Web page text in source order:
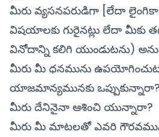
మీరు వ్యసనపరుడిగా [లేదా
విషయాలకు గురైనట్లు లేదా మీకు
వినోదాన్ని కలిగి యుండుటను)
మీరు మీ ధనమును
యాజమాన్యమునకు ఒప్పుకున్నారా?
మీరు దేనినైనా ఆశించి యున్నారా?
మీరు మీ మాటలతో ఎవరి